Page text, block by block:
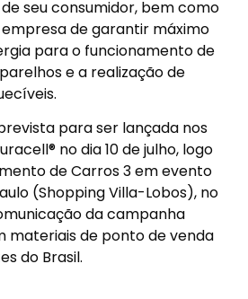
seu consumidor, bem como
de garantir máximo
para o funcionamento de
e a realização de
para ser lançada nos
no dia 10 de julho, logo
de Carros 3 em evento
(Shopping Villa-Lobos), no
da campanha
materiais de ponto de venda
do Brasil.